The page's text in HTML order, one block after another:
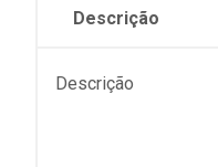
Descrição
Descrição